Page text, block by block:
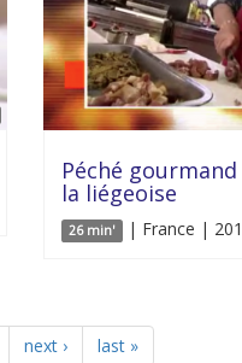
Péché
la liégeoise
26 min' | France |
next › last »